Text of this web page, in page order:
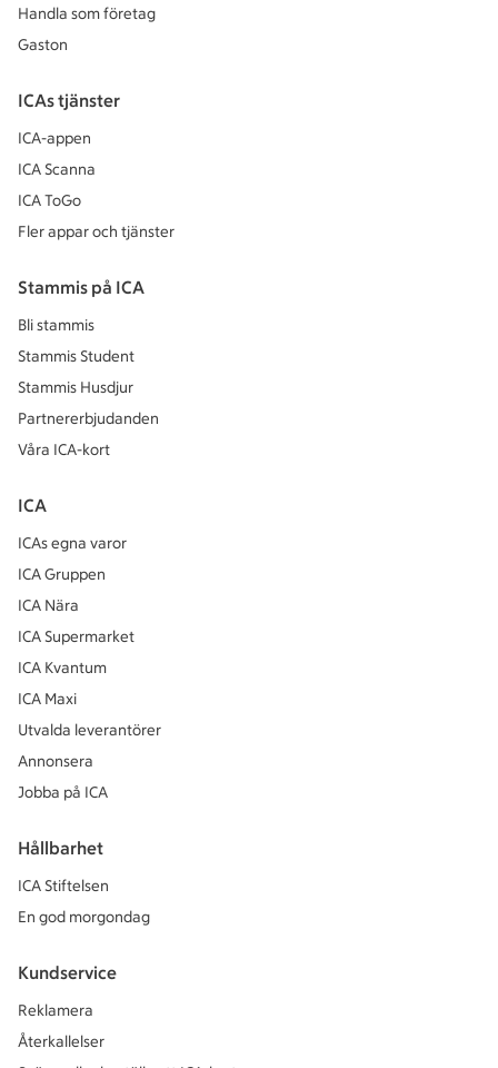
Handla som företag
Gaston
ICAs tjänster
ICA-appen
ICA Scanna
ICA ToGo
Fler appar och tjänster
Stammis på ICA
Bli stammis
Stammis Student
Stammis Husdjur
Partnererbjudanden
Våra ICA-kort
ICA
ICAs egna varor
ICA Gruppen
ICA Nära
ICA Supermarket
ICA Kvantum
ICA Maxi
Utvalda leverantörer
Annonsera
Jobba på ICA
Hållbarhet
ICA Stiftelsen
En god morgondag
Kundservice
Reklamera
Återkallelser